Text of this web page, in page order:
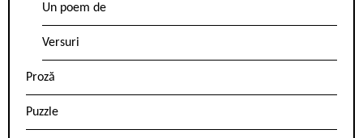
Un poem de
Versuri
Proză
Puzzle